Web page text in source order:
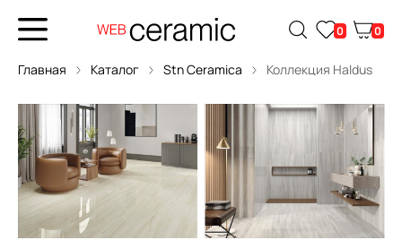
0 0
Главная Каталог Stn Ceramica Коллекция Haldus